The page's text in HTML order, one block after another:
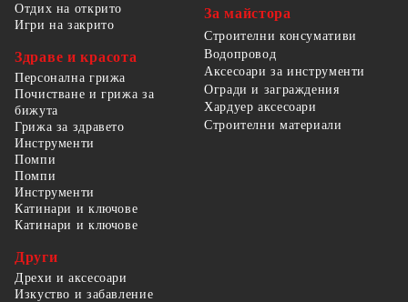
Отдих на открито
Игри на закрито
Здраве и красота
Персонална грижа
Почистване и грижа за
бижута
Грижа за здравето
За майстора
Строителни консумативи
Водопровод
Аксесоари за инструменти
Огради и заграждения
Хардуер аксесоари
Строителни материали
Инструменти
Помпи
Помпи
Инструменти
Катинари и ключове
Катинари и ключове
Други
Дрехи и аксесоари
Изкуство и забавление